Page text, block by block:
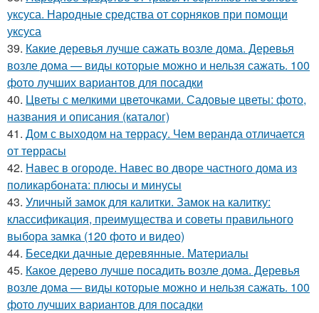
уксуса. Народные средства от сорняков при помощи
уксуса
39. Какие деревья лучше сажать возле дома. Деревья
возле дома — виды которые можно и нельзя сажать. 100
фото лучших вариантов для посадки
40. Цветы с мелкими цветочками. Садовые цветы: фото,
названия и описания (каталог)
41. Дом с выходом на террасу. Чем веранда отличается
от террасы
42. Навес в огороде. Навес во дворе частного дома из
поликарбоната: плюсы и минусы
43. Уличный замок для калитки. Замок на калитку:
классификация, преимущества и советы правильного
выбора замка (120 фото и видео)
44. Беседки дачные деревянные. Материалы
45. Какое дерево лучше посадить возле дома. Деревья
возле дома — виды которые можно и нельзя сажать. 100
фото лучших вариантов для посадки